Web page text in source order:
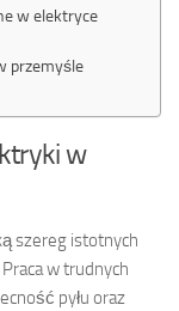
w elektryce
przemyśle
w
szereg istotnych
w trudnych
pyłu oraz